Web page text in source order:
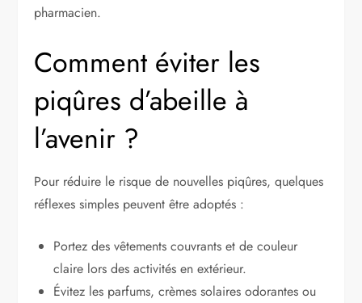
pharmacien.
Comment éviter les
piqûres d’abeille à
l’avenir ?
Pour réduire le risque de nouvelles piqûres, quelques
réflexes simples peuvent être adoptés :
Portez des vêtements couvrants et de couleur
claire lors des activités en extérieur.
Évitez les parfums, crèmes solaires odorantes ou